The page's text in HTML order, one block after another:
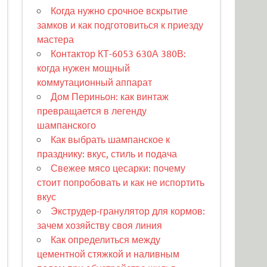
Когда нужно срочное вскрытие
замков и как подготовиться к приезду
мастера
Контактор КТ-6053 630А 380В:
когда нужен мощный
коммутационный аппарат
Дом Периньон: как винтаж
превращается в легенду
шампанского
Как выбрать шампанское к
празднику: вкус, стиль и подача
Свежее мясо цесарки: почему
стоит попробовать и как не испортить
вкус
Экструдер-гранулятор для кормов:
зачем хозяйству своя линия
Как определиться между
цементной стяжкой и наливным